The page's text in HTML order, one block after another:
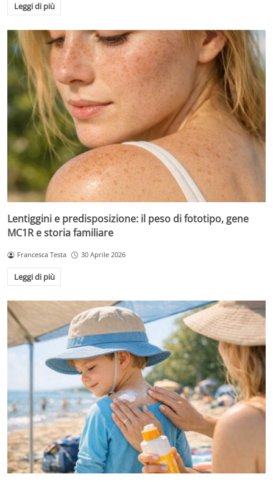
Leggi di più
Lentiggini e predisposizione: il peso di fototipo, gene
MC1R e storia familiare
Francesca Testa 30 Aprile 2026
Leggi di più